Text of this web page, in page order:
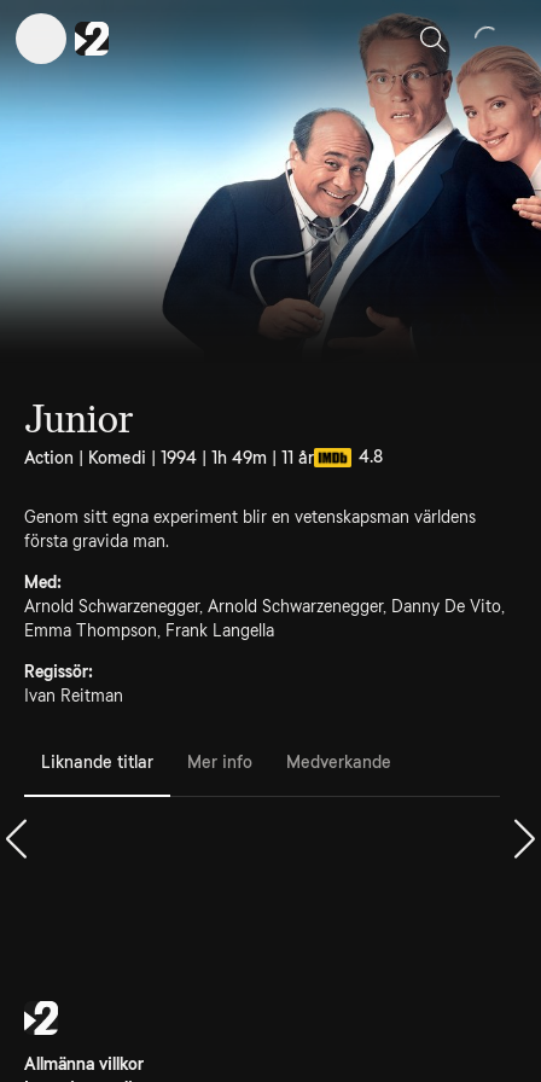
Sök
Junior
Action | Komedi | 1994 | 1h 49m | 11 år 4.8
Genom sitt egna experiment blir en vetenskapsman världens
första gravida man.
Med:
Arnold Schwarzenegger, Arnold Schwarzenegger, Danny De Vito,
Emma Thompson, Frank Langella
Regissör:
Ivan Reitman
Liknande titlar Mer info Medverkande
Allmänna villkor